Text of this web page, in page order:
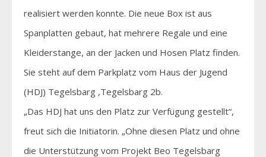
realisiert werden konnte. Die neue Box ist aus
Spanplatten gebaut, hat mehrere Regale und eine
Kleiderstange, an der Jacken und Hosen Platz finden.
Sie steht auf dem Parkplatz vom Haus der Jugend
(HDJ) Tegelsbarg ,Tegelsbarg 2b.
„Das HDJ hat uns den Platz zur Verfügung gestellt“,
freut sich die Initiatorin. „Ohne diesen Platz und ohne
die Unterstützung vom Projekt Beo Tegelsbarg